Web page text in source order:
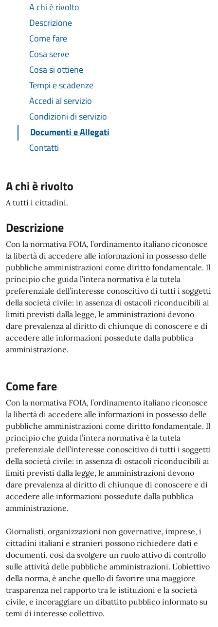
A chi è rivolto
Descrizione
Come fare
Cosa serve
Cosa si ottiene
Tempi e scadenze
Accedi al servizio
Condizioni di servizio
Documenti e Allegati
Contatti
A chi è rivolto
A tutti i cittadini.
Descrizione
Con la normativa FOIA, l’ordinamento italiano riconosce
la libertà di accedere alle informazioni in possesso delle
pubbliche amministrazioni come diritto fondamentale. Il
principio che guida l’intera normativa è la tutela
preferenziale dell’interesse conoscitivo di tutti i soggetti
della società civile: in assenza di ostacoli riconducibili ai
limiti previsti dalla legge, le amministrazioni devono
dare prevalenza al diritto di chiunque di conoscere e di
accedere alle informazioni possedute dalla pubblica
amministrazione.
Come fare
Con la normativa FOIA, l’ordinamento italiano riconosce
la libertà di accedere alle informazioni in possesso delle
pubbliche amministrazioni come diritto fondamentale. Il
principio che guida l’intera normativa è la tutela
preferenziale dell’interesse conoscitivo di tutti i soggetti
della società civile: in assenza di ostacoli riconducibili ai
limiti previsti dalla legge, le amministrazioni devono
dare prevalenza al diritto di chiunque di conoscere e di
accedere alle informazioni possedute dalla pubblica
amministrazione.
Giornalisti, organizzazioni non governative, imprese, i
cittadini italiani e stranieri possono richiedere dati e
documenti, così da svolgere un ruolo attivo di controllo
sulle attività delle pubbliche amministrazioni. L’obiettivo
della norma, è anche quello di favorire una maggiore
trasparenza nel rapporto tra le istituzioni e la società
civile, e incoraggiare un dibattito pubblico informato su
temi di interesse collettivo.